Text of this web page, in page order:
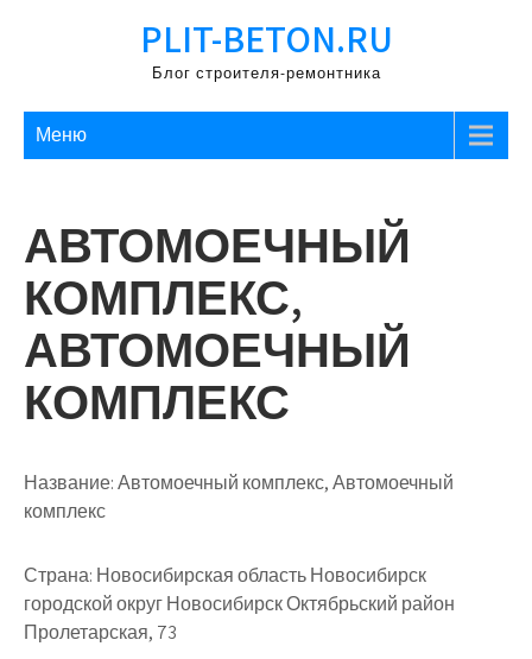
PLIT-BETON.RU
Блог строителя-ремонтника
Меню
АВТОМОЕЧНЫЙ
КОМПЛЕКС,
АВТОМОЕЧНЫЙ
КОМПЛЕКС
Название:Автомоечный комплекс, Автомоечный
комплекс
Страна: Новосибирская область Новосибирск
городской округ Новосибирск Октябрьский район
Пролетарская, 73